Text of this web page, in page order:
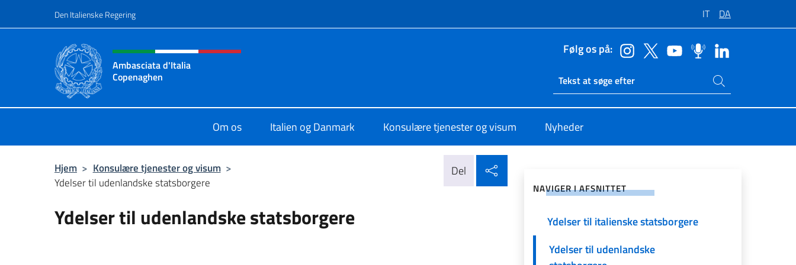
Den Italienske Regering IT DA
Hjemmesidehoved, sociale medier og menu
Ambasciata d'Italia
Copenaghen
Følg os på:
Ricerca sito live
Søg på siden
Om os Italien og Danmark Konsulære tjenester og visum Nyheder
Hjem > Konsulære tjenester og visum >
Ydelser til udenlandske statsborgere
Del
Ydelser til udenlandske statsborgere
NAVIGER I AFSNITTET
Ydelser til italienske statsborgere
Ydelser til udenlandske